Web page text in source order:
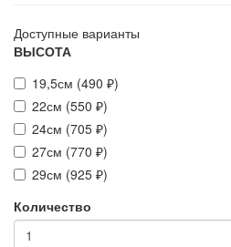
Доступные варианты
ВЫСОТА
19,5см (490 ₽)
22см (550 ₽)
24см (705 ₽)
27см (770 ₽)
29см (925 ₽)
Количество